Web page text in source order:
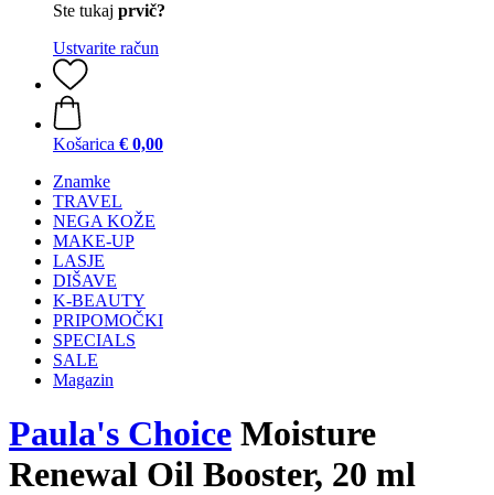
Ste tukaj prvič?
Ustvarite račun
Košarica € 0,00
Znamke
TRAVEL
NEGA KOŽE
MAKE-UP
LASJE
DIŠAVE
K-BEAUTY
PRIPOMOČKI
SPECIALS
SALE
Magazin
Paula's Choice Moisture
Renewal Oil Booster, 20 ml